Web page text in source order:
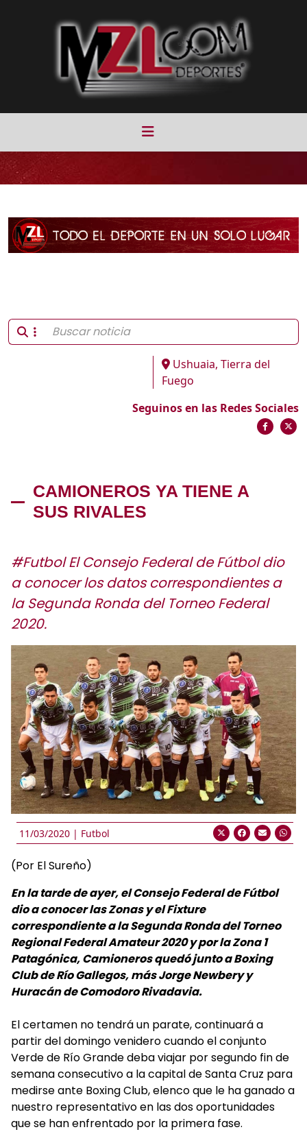
Ushuaia, Tierra del
Fuego
Seguinos en las Redes Sociales
CAMIONEROS YA TIENE A
SUS RIVALES
#Futbol El Consejo Federal de Fútbol dio
a conocer los datos correspondientes a
la Segunda Ronda del Torneo Federal
2020.
11/03/2020 | Futbol
(Por El Sureño)
En la tarde de ayer, el Consejo Federal de Fútbol
dio a conocer las Zonas y el Fixture
correspondiente a la Segunda Ronda del Torneo
Regional Federal Amateur 2020 y por la Zona 1
Patagónica, Camioneros quedó junto a Boxing
Club de Río Gallegos, más Jorge Newbery y
Huracán de Comodoro Rivadavia.
El certamen no tendrá un parate, continuará a
partir del domingo venidero cuando el conjunto
Verde de Río Grande deba viajar por segundo fin de
semana consecutivo a la capital de Santa Cruz para
medirse ante Boxing Club, elenco que le ha ganado a
nuestro representativo en las dos oportunidades
que se han enfrentado por la primera fase.